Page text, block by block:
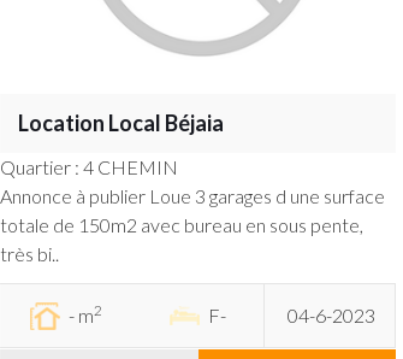
Location Local Béjaia
Quartier : 4 CHEMIN
Annonce à publier Loue 3 garages d une surface
totale de 150m2 avec bureau en sous pente,
très bi..
- m2 F- 04-6-2023